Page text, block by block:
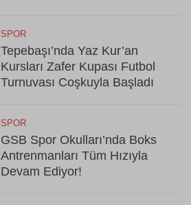
SPOR
Tepebaşı’nda Yaz Kur’an
Kursları Zafer Kupası Futbol
Turnuvası Coşkuyla Başladı
SPOR
GSB Spor Okulları’nda Boks
Antrenmanları Tüm Hızıyla
Devam Ediyor!